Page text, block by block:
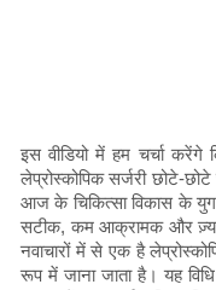
इस वीडियो में हम चर्चा करेंगे
लेप्रोस्कोपिक सर्जरी छोटे-
आज के चिकित्सा विकास के युग
सटीक, कम आक्रामक और
नवाचारों में से एक है
रूप में जाना जाता है। यह